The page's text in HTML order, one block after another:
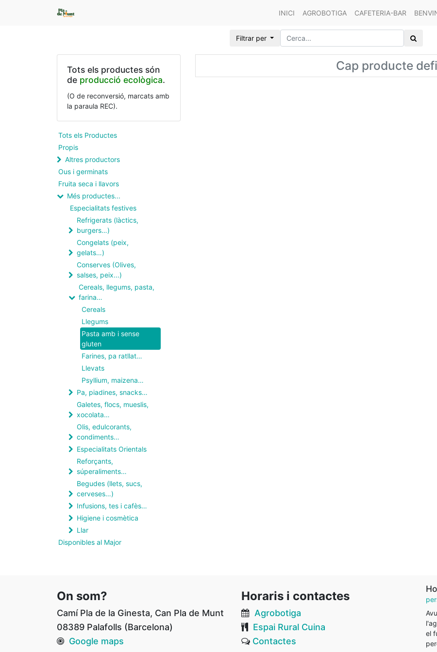
INICI AGROBOTIGA CAFETERIA-BAR
Filtrar per
Tots els productes són
de producció ecològica.
(O de reconversió, marcats amb
la paraula REC).
Tots els Productes
Propis
Altres productors
Ous i germinats
Fruita seca i llavors
Més productes...
Especialitats festives
Refrigerats (làctics,
burgers…)
Congelats (peix,
gelats…)
Conserves (Olives,
salses, peix...)
Cereals, llegums, pasta,
farina…
Cereals
Llegums
Pasta amb i sense
gluten
Farines, pa ratllat…
Llevats
Psyllium, maizena…
Pa, piadines, snacks…
Galetes, flocs, mueslis,
xocolata…
Olis, edulcorants,
condiments…
Especialitats Orientals
Reforçants,
súperaliments…
Begudes (llets, sucs,
cerveses…)
Infusions, tes i cafès…
Higiene i cosmètica
Llar
Disponibles al Major
Cap producte
On som?
Camí Pla de la Ginesta, Can Pla de Munt
08389 Palafolls (Barcelona)
Google maps
Horaris i contactes
Agrobotiga
Espai Rural Cuina
Contactes
el